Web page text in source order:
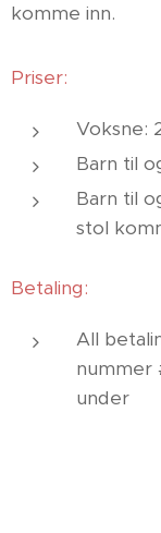
komme inn.
Priser:
Voksne:
Barn til
Barn til
stol
Betaling:
All
nummer
under